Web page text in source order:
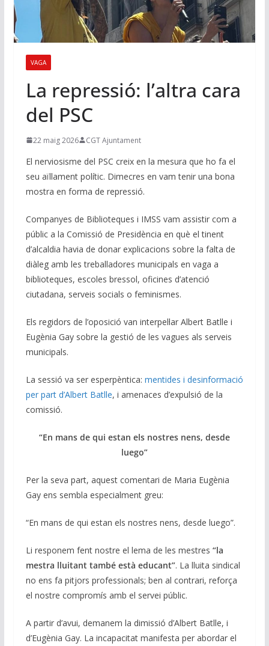
VAGA
La repressió: l’altra cara
del PSC
22 maig 2026 CGT Ajuntament
El nerviosisme del PSC creix en la mesura que ho fa el
seu aïllament polític. Dimecres en vam tenir una bona
mostra en forma de repressió.
Companyes de Biblioteques i IMSS vam assistir com a
públic a la Comissió de Presidència en què el tinent
d’alcaldia havia de donar explicacions sobre la falta de
diàleg amb les treballadores municipals en vaga a
biblioteques, escoles bressol, oficines d’atenció
ciutadana, serveis socials o feminismes.
Els regidors de l’oposició van interpel·lar Albert Batlle i
Eugènia Gay sobre la gestió de les vagues als serveis
municipals.
La sessió va ser esperpèntica: mentides i desinformació
per part d’Albert Batlle, i amenaces d’expulsió de la
comissió.
“En mans de qui estan els nostres nens, desde
luego”
Per la seva part, aquest comentari de Maria Eugènia
Gay ens sembla especialment greu:
“En mans de qui estan els nostres nens, desde luego”.
Li responem fent nostre el lema de les mestres “la
mestra lluitant també està educant”. La lluita sindical
no ens fa pitjors professionals; ben al contrari, reforça
el nostre compromís amb el servei públic.
A partir d’avui, demanem la dimissió d’Albert Batlle, i
d’Eugènia Gay. La incapacitat manifesta per abordar el